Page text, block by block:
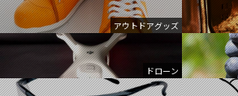
アウトドアグッズ
ドローン